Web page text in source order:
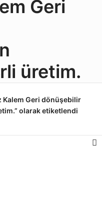
Geri
üretim.
Kalem Geri dönüşebilir
olarak etiketlendi